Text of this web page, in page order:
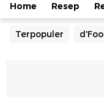
Home Resep
Terpopuler